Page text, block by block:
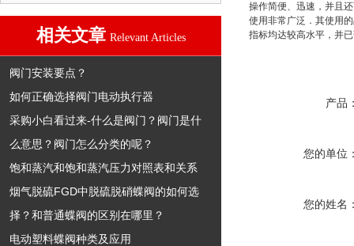
相关文章 Relevant Articles
阀门安装要点？
如何正确选择阀门电动执行器
采购小白看过来-什么是阀门？阀门是什
么意思？阀门怎么分类的呢？
饱和蒸汽和饱和蒸汽压力对照表和关系
烟气脱硫FGD中脱硫脱硝蝶阀的如何选
择？和普通蝶阀的区别在哪里？
电动塑料蝶阀种类及应用
操作简便、迅速，并且
使用非常广泛．其使用
指标均达较高水平，并
产品
您的单位
您的姓名